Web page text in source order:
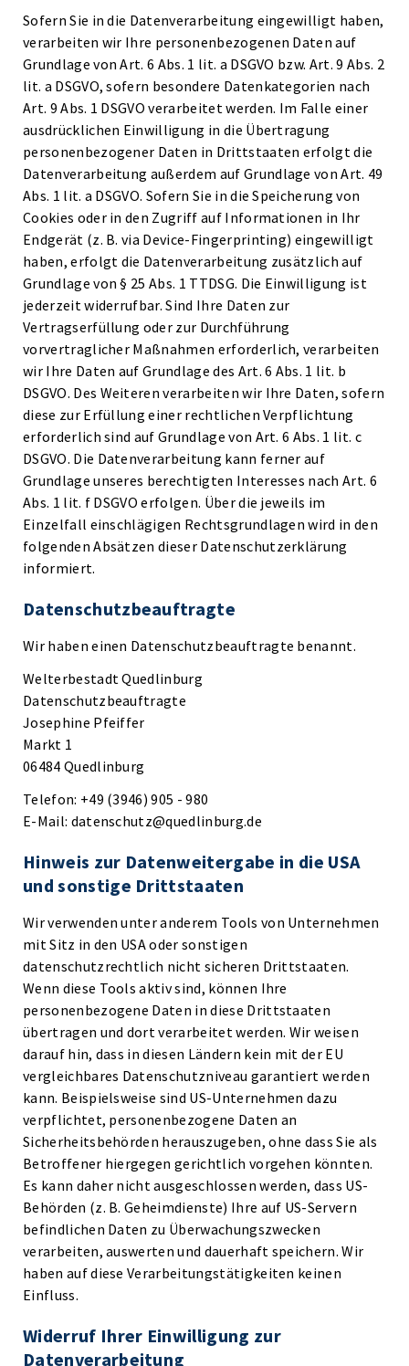
Sofern Sie in die Datenverarbeitung eingewilligt haben,
verarbeiten wir Ihre personenbezogenen Daten auf
Grundlage von Art. 6 Abs. 1 lit. a DSGVO bzw. Art. 9 Abs. 2
lit. a DSGVO, sofern besondere Datenkategorien nach
Art. 9 Abs. 1 DSGVO verarbeitet werden. Im Falle einer
ausdrücklichen Einwilligung in die Übertragung
personenbezogener Daten in Drittstaaten erfolgt die
Datenverarbeitung außerdem auf Grundlage von Art. 49
Abs. 1 lit. a DSGVO. Sofern Sie in die Speicherung von
Cookies oder in den Zugriff auf Informationen in Ihr
Endgerät (z. B. via Device-Fingerprinting) eingewilligt
haben, erfolgt die Datenverarbeitung zusätzlich auf
Grundlage von § 25 Abs. 1 TTDSG. Die Einwilligung ist
jederzeit widerrufbar. Sind Ihre Daten zur
Vertragserfüllung oder zur Durchführung
vorvertraglicher Maßnahmen erforderlich, verarbeiten
wir Ihre Daten auf Grundlage des Art. 6 Abs. 1 lit. b
DSGVO. Des Weiteren verarbeiten wir Ihre Daten, sofern
diese zur Erfüllung einer rechtlichen Verpflichtung
erforderlich sind auf Grundlage von Art. 6 Abs. 1 lit. c
DSGVO. Die Datenverarbeitung kann ferner auf
Grundlage unseres berechtigten Interesses nach Art. 6
Abs. 1 lit. f DSGVO erfolgen. Über die jeweils im
Einzelfall einschlägigen Rechtsgrundlagen wird in den
folgenden Absätzen dieser Datenschutzerklärung
informiert.
Datenschutz­beauftragte
Wir haben einen Datenschutzbeauftragte benannt.
Welterbestadt Quedlinburg
Datenschutzbeauftragte
Josephine Pfeiffer
Markt 1
06484 Quedlinburg
Telefon: +49 (3946) 905 - 980
E-Mail: datenschutz@quedlinburg.de
Hinweis zur Datenweitergabe in die USA
und sonstige Drittstaaten
Wir verwenden unter anderem Tools von Unternehmen
mit Sitz in den USA oder sonstigen
datenschutzrechtlich nicht sicheren Drittstaaten.
Wenn diese Tools aktiv sind, können Ihre
personenbezogene Daten in diese Drittstaaten
übertragen und dort verarbeitet werden. Wir weisen
darauf hin, dass in diesen Ländern kein mit der EU
vergleichbares Datenschutzniveau garantiert werden
kann. Beispielsweise sind US-Unternehmen dazu
verpflichtet, personenbezogene Daten an
Sicherheitsbehörden herauszugeben, ohne dass Sie als
Betroffener hiergegen gerichtlich vorgehen könnten.
Es kann daher nicht ausgeschlossen werden, dass US-
Behörden (z. B. Geheimdienste) Ihre auf US-Servern
befindlichen Daten zu Überwachungszwecken
verarbeiten, auswerten und dauerhaft speichern. Wir
haben auf diese Verarbeitungstätigkeiten keinen
Einfluss.
Widerruf Ihrer Einwilligung zur
Datenverarbeitung